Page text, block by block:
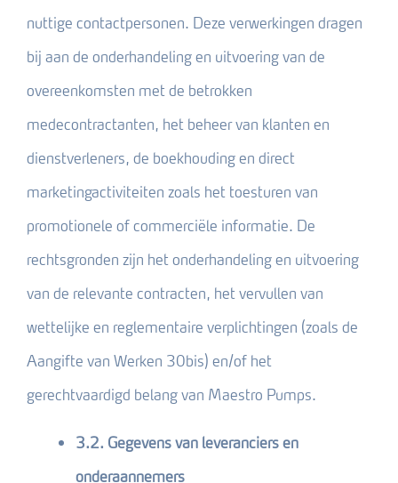
nuttige contactpersonen. Deze verwerkingen dragen
bij aan de onderhandeling en uitvoering van de
overeenkomsten met de betrokken
medecontractanten, het beheer van klanten en
dienstverleners, de boekhouding en direct
marketingactiviteiten zoals het toesturen van
promotionele of commerciële informatie. De
rechtsgronden zijn het onderhandeling en uitvoering
van de relevante contracten, het vervullen van
wettelijke en reglementaire verplichtingen (zoals de
Aangifte van Werken 30bis) en/of het
gerechtvaardigd belang van Maestro Pumps.
3.2. Gegevens van leveranciers en
onderaannemers